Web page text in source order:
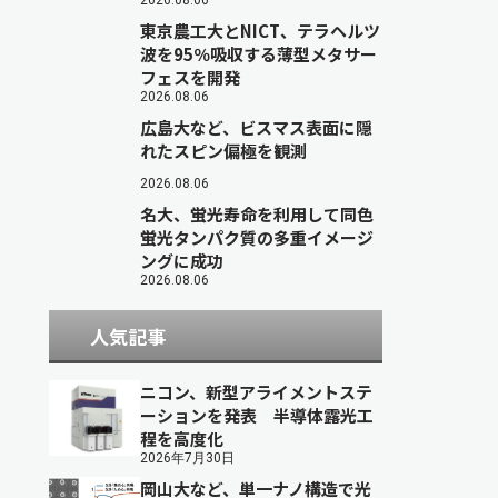
東京農工大とNICT、テラヘルツ
波を95％吸収する薄型メタサー
フェスを開発
2026.08.06
広島大など、ビスマス表面に隠
れたスピン偏極を観測
2026.08.06
名大、蛍光寿命を利用して同色
蛍光タンパク質の多重イメージ
ングに成功
2026.08.06
人気記事
ニコン、新型アライメントステ
ーションを発表 半導体露光工
程を高度化
2026年7月30日
岡山大など、単一ナノ構造で光